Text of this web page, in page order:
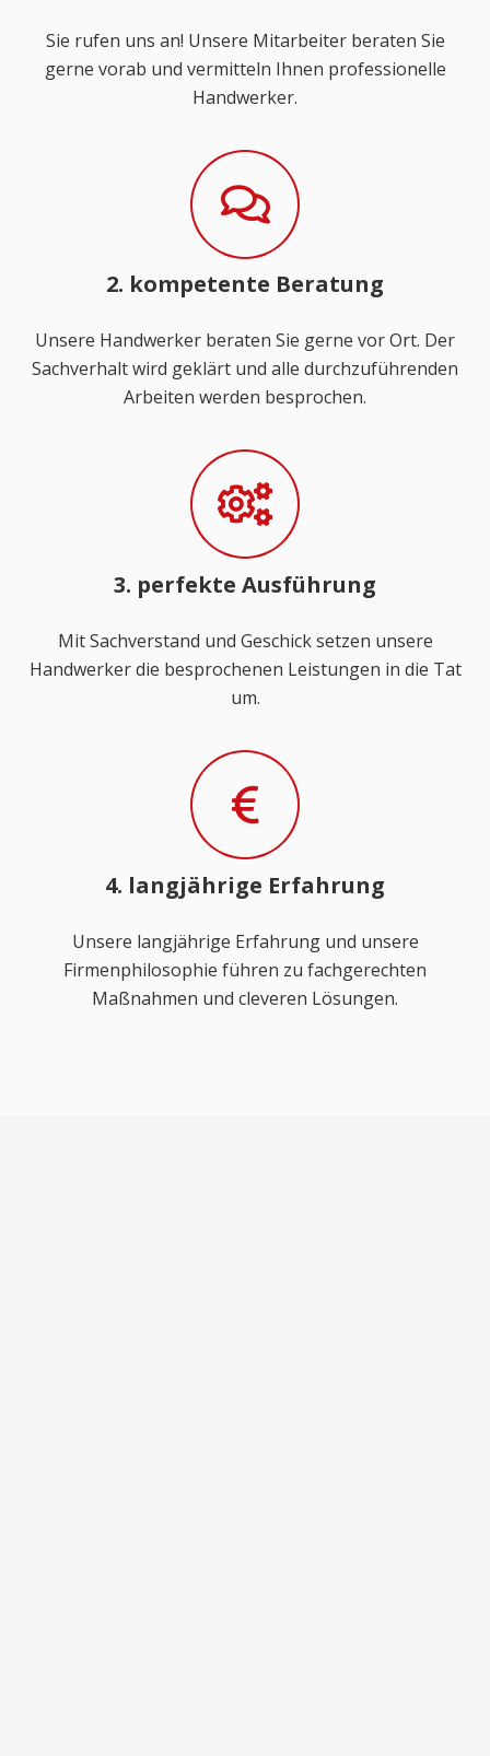
Sie rufen uns an! Unsere Mitarbeiter beraten Sie
gerne vorab und vermitteln Ihnen professionelle
Handwerker.
2. kompetente Beratung
Unsere Handwerker beraten Sie gerne vor Ort. Der
Sachverhalt wird geklärt und alle durchzuführenden
Arbeiten werden besprochen.
3. perfekte Ausführung
Mit Sachverstand und Geschick setzen unsere
Handwerker die besprochenen Leistungen in die Tat
um.
4. langjährige Erfahrung
Unsere langjährige Erfahrung und unsere
Firmenphilosophie führen zu fachgerechten
Maßnahmen und cleveren Lösungen.